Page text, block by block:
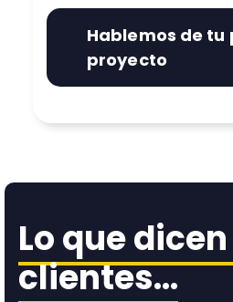
Hablemos de tu
proyecto
Lo que
clientes…